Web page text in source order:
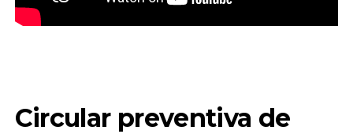
Circular preventiva de